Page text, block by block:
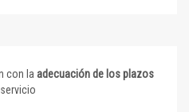
con la adecuación de los plazos